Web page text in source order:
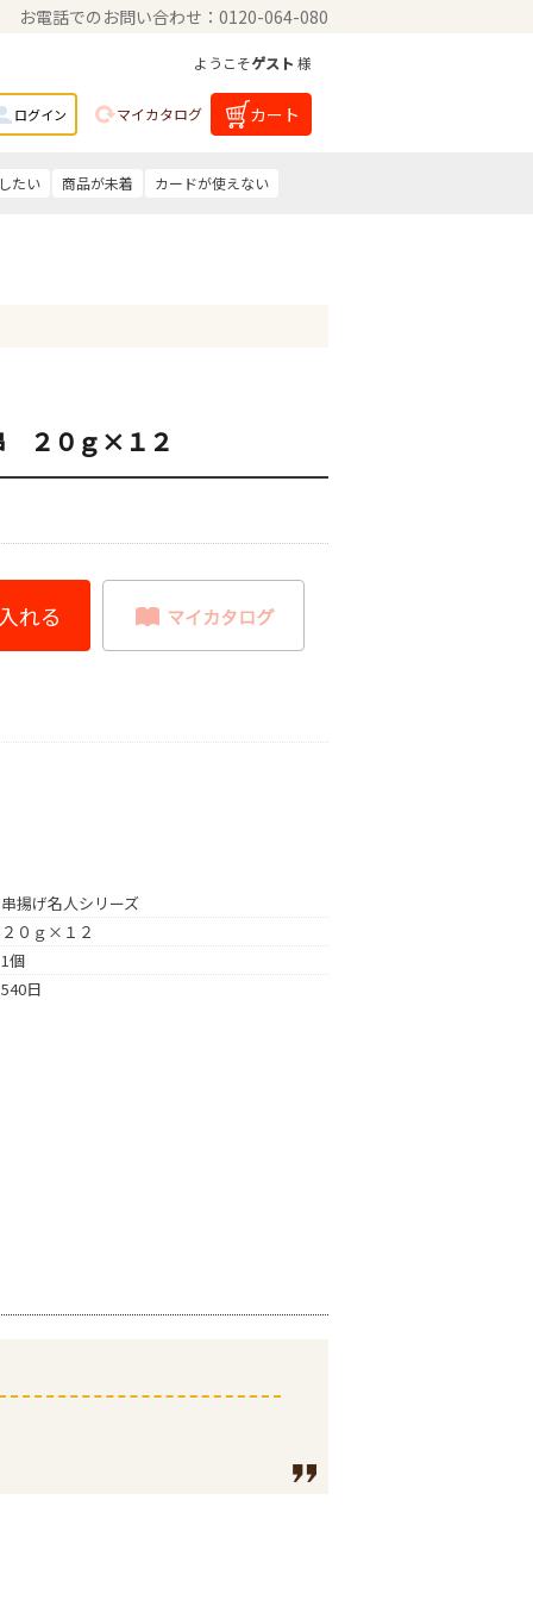
お電話でのお問い合わせ：0120-064-080
ようこそゲスト 様
ログイン マイカタログ カート
たい 商品が未着 カードが使えない
２０ｇ×１２
串揚げ名人シリーズ
２０ｇ×１２
1個
540日